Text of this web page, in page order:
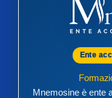
Ente
Mnemosine è ente